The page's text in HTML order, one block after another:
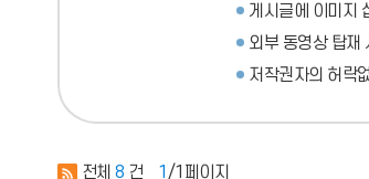
게시글에 이미지
외부 동영상 탑재
저작권자의 허락
전체 8 건 1 /1페이지